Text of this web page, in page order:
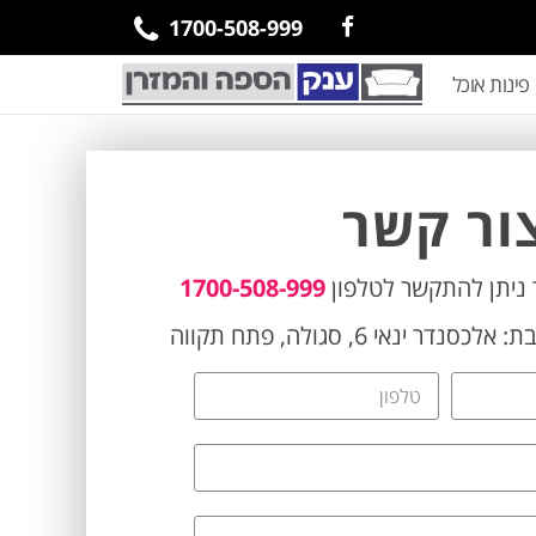
1700-508-999
פינות אוכל
קשר
להתקשר לטלפון1700-508-999
ינאי 6, סגולה, פתח תקווה